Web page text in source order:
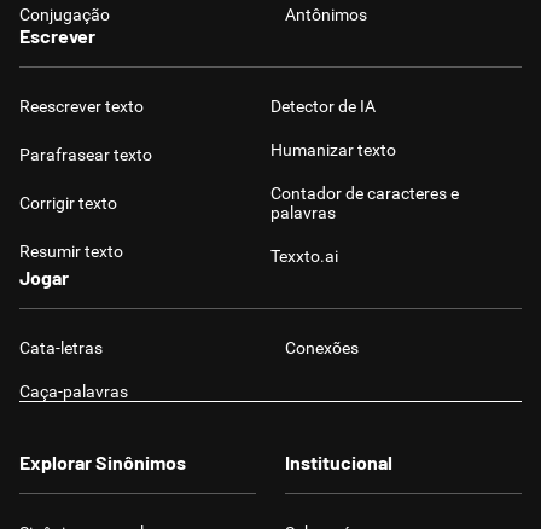
Conjugação Antônimos
Escrever
Reescrever texto
Parafrasear texto
Corrigir texto
Resumir texto
Detector de IA
Humanizar texto
Contador de caracteres e
palavras
Texxto.ai
Jogar
Cata-letras Conexões
Caça-palavras
Explorar Sinônimos Institucional